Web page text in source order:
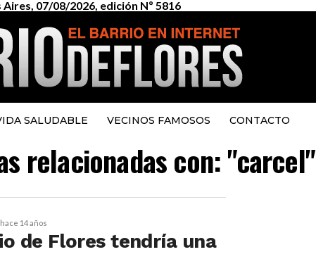
Aires, 07/08/2026, edición Nº 5816
SALUDABLE VECINOS FAMOSOS CONTACTO
relacionadas con: "carcel"
hace 14 años
de Flores tendría una